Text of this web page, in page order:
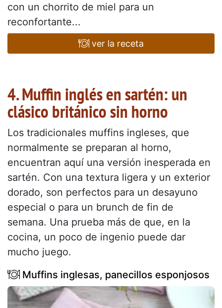
con un chorrito de miel para un
reconfortante...
ver la receta
4. Muffin inglés en sartén: un
clásico británico sin horno
Los tradicionales muffins ingleses, que
normalmente se preparan al horno,
encuentran aquí una versión inesperada en
sartén. Con una textura ligera y un exterior
dorado, son perfectos para un desayuno
especial o para un brunch de fin de
semana. Una prueba más de que, en la
cocina, un poco de ingenio puede dar
mucho juego.
Muffins inglesas, panecillos esponjosos